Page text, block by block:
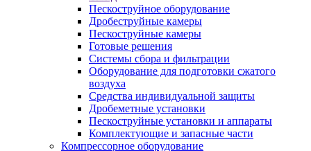
Пескоструйное оборудование
Дробеструйные камеры
Пескоструйные камеры
Готовые решения
Системы сбора и фильтрации
Оборудование для подготовки сжатого
воздуха
Средства индивидуальной защиты
Дробеметные установки
Пескоструйные установки и аппараты
Комплектующие и запасные части
Компрессорное оборудование